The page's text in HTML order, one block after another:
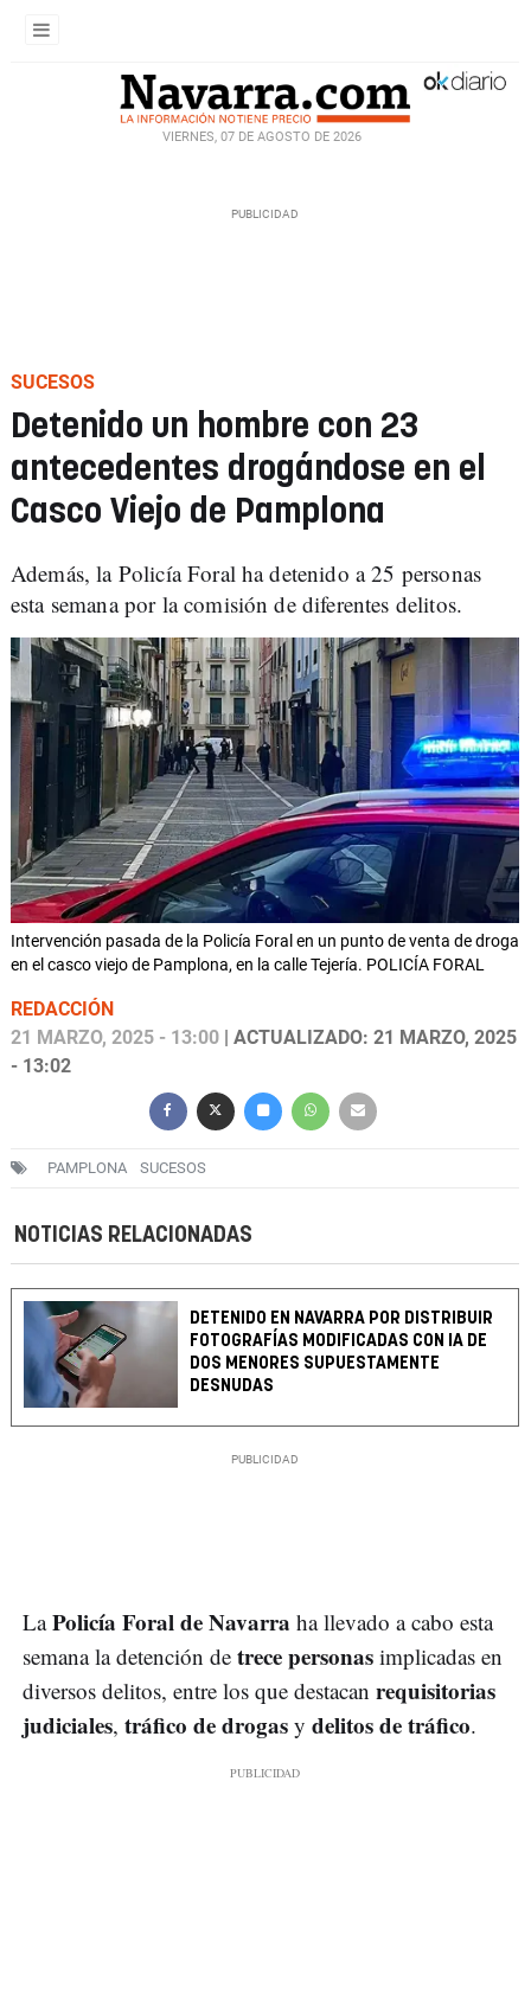
VIERNES, 07 DE AGOSTO DE 2026
SUCESOS
Detenido un hombre con 23
antecedentes drogándose en el
Casco Viejo de Pamplona
Además, la Policía Foral ha detenido a 25 personas
esta semana por la comisión de diferentes delitos.
Intervención pasada de la Policía Foral en un punto de venta de droga
en el casco viejo de Pamplona, en la calle Tejería. POLICÍA FORAL
REDACCIÓN
21 MARZO, 2025 - 13:00 | ACTUALIZADO: 21 MARZO, 2025
- 13:02
PAMPLONA SUCESOS
NOTICIAS RELACIONADAS
DETENIDO EN NAVARRA POR DISTRIBUIR
FOTOGRAFÍAS MODIFICADAS CON IA DE
DOS MENORES SUPUESTAMENTE
DESNUDAS
LaPolicía Foral de Navarra ha llevado a cabo esta
semana la detención de trece personas implicadas en
diversos delitos, entre los que destacan requisitorias
judiciales, tráfico de drogas y delitos de tráfico.